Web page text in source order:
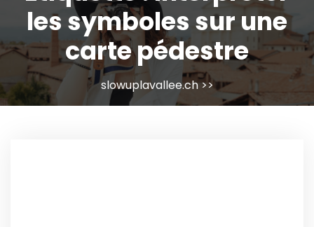
les symboles sur une
carte pédestre
slowuplavallee.ch>>